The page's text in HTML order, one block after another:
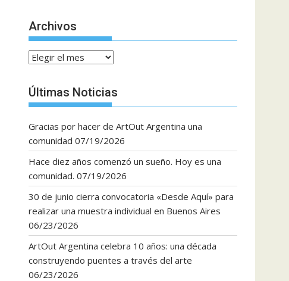
Archivos
Archivos
Últimas Noticias
Gracias por hacer de ArtOut Argentina una
comunidad 07/19/2026
Hace diez años comenzó un sueño. Hoy es una
comunidad. 07/19/2026
30 de junio cierra convocatoria «Desde Aquí» para
realizar una muestra individual en Buenos Aires
06/23/2026
ArtOut Argentina celebra 10 años: una década
construyendo puentes a través del arte
06/23/2026